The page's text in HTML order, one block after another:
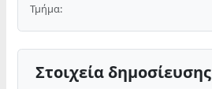
Τμήμα:
Στοιχεία δημοσίευσης